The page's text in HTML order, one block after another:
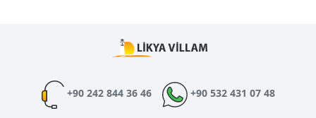
+90 242 844 36 46 +90 532 431 07 48